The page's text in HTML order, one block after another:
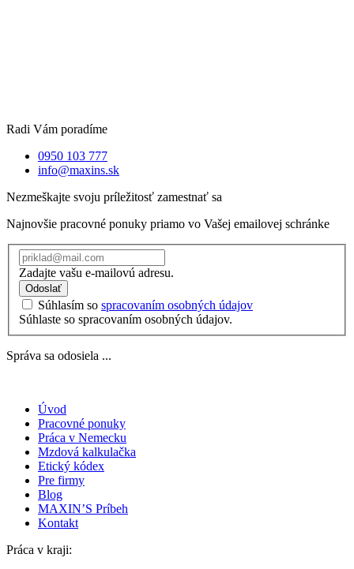
Radi Vám poradíme
0950 103 777
info@maxins.sk
Nezmeškajte svoju príležitosť zamestnať sa
Najnovšie pracovné ponuky priamo vo Vašej emailovej schránke
Zadajte vašu e-mailovú adresu.
Odoslať
Súhlasím so spracovaním osobných údajov
Súhlaste so spracovaním osobných údajov.
Správa sa odosiela ...
Úvod
Pracovné ponuky
Práca v Nemecku
Mzdová kalkulačka
Etický kódex
Pre firmy
Blog
MAXIN’S Príbeh
Kontakt
Práca v kraji: